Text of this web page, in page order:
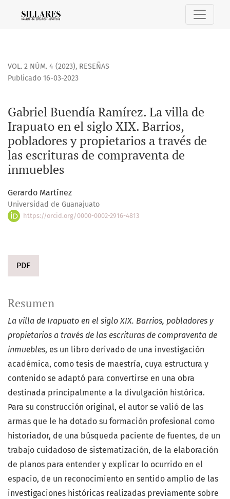
Gabriel Buendía Ramírez. La villa de Irapuato en el siglo
VOL. 2 NÚM. 4 (2023), RESEÑAS
Gabriel Buendía Ramírez. La villa de
Irapuato en el siglo XIX. Barrios,
pobladores y propietarios a través de
las escrituras de compraventa de
inmuebles
Publicado 16-03-2023
Gerardo Martínez
Universidad de Guanajuato
https://orcid.org/0000-0002-2916-4813
PDF
Resumen
La villa de Irapuato en el siglo XIX. Barrios, pobladores y
propietarios a través de las escrituras de compraventa de
inmuebles, es un libro derivado de una investigación
académica, como tesis de maestría, cuya estructura y
contenido se adaptó para convertirse en una obra
destinada principalmente a la divulgación histórica.
Para su construcción original, el autor se valió de las
armas que le ha dotado su formación profesional como
historiador, de una búsqueda paciente de fuentes, de un
trabajo cuidadoso de sistematización, de la elaboración
de planos para entender y explicar lo ocurrido en el
espacio, de un reconocimiento en sentido amplio de las
investigaciones históricas realizadas previamente sobre